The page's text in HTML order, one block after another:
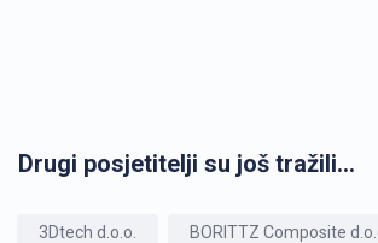
Drugi posjetitelji su još tražili...
3Dtech d.o.o. BORITTZ Composite